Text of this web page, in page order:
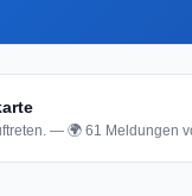
— 🌍 61 Meldungen